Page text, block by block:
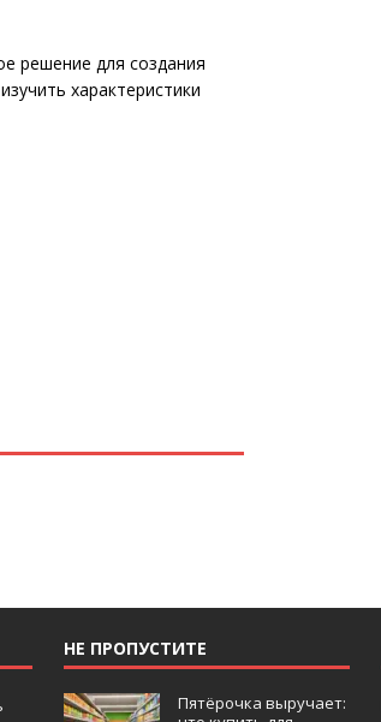
решение для создания
характеристики
НЕ ПРОПУСТИТЕ
Пятёрочка выручает: